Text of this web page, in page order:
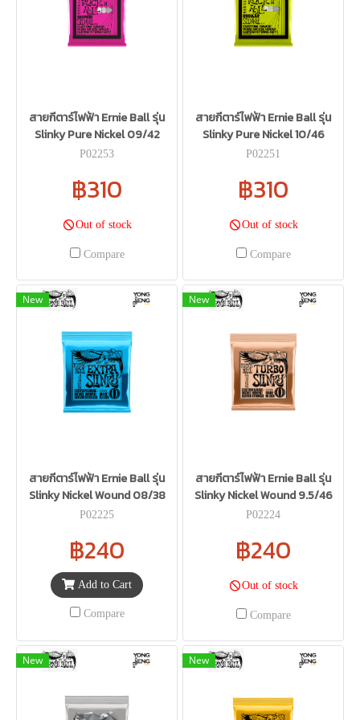
สายกีตาร์ไฟฟ้า Ernie Ball รุ่น
Slinky Pure Nickel 09/42
P02253
฿310
Out of stock
Compare
สายกีตาร์ไฟฟ้า Ernie Ball รุ่น
Slinky Pure Nickel 10/46
P02251
฿310
Out of stock
Compare
New
สายกีตาร์ไฟฟ้า Ernie Ball รุ่น
Slinky Nickel Wound 08/38
P02225
฿240
Add to Cart
Compare
New
สายกีตาร์ไฟฟ้า Ernie Ball รุ่น
Slinky Nickel Wound 9.5/46
P02224
฿240
Out of stock
Compare
New New